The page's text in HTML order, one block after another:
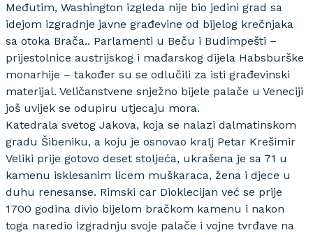
Međutim, Washington izgleda nije bio jedini grad sa
idejom izgradnje javne građevine od bijelog krečnjaka
sa otoka Brača.. Parlamenti u Beču i Budimpešti –
prijestolnice austrijskog i mađarskog dijela Habsburške
monarhije – također su se odlučili za isti građevinski
materijal. Veličanstvene snježno bijele palače u Veneciji
još uvijek se odupiru utjecaju mora.
Katedrala svetog Jakova, koja se nalazi dalmatinskom
gradu Šibeniku, a koju je osnovao kralj Petar Krešimir
Veliki prije gotovo deset stoljeća, ukrašena je sa 71 u
kamenu isklesanim licem muškaraca, žena i djece u
duhu renesanse. Rimski car Dioklecijan već se prije
1700 godina divio bijelom bračkom kamenu i nakon
toga naredio izgradnju svoje palače i vojne tvrđave na